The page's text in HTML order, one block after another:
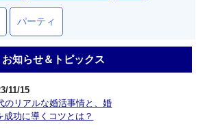
パーティ
お知らせ＆トピックス
11/15
のリアルな婚活事情と、婚
成功に導くコツとは？